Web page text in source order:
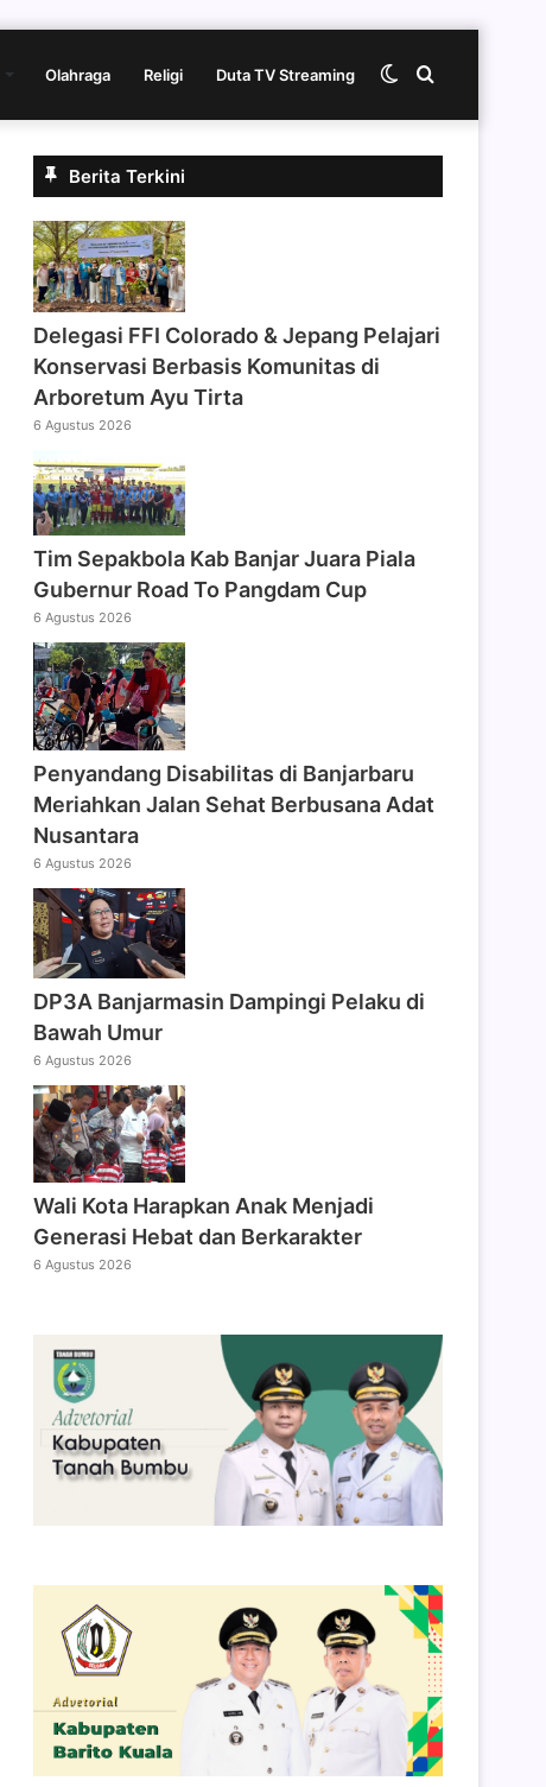
Olahraga Religi Duta TV Streaming Cari
Switch
Berita Terkini
Delegasi FFI Colorado & Jepang Pelajari
Konservasi Berbasis Komunitas di
Arboretum Ayu Tirta
6 Agustus 2026
Tim Sepakbola Kab Banjar Juara Piala
Gubernur Road To Pangdam Cup
6 Agustus 2026
Penyandang Disabilitas di Banjarbaru
Meriahkan Jalan Sehat Berbusana Adat
Nusantara
6 Agustus 2026
DP3A Banjarmasin Dampingi Pelaku di
Bawah Umur
6 Agustus 2026
Wali Kota Harapkan Anak Menjadi
Generasi Hebat dan Berkarakter
6 Agustus 2026